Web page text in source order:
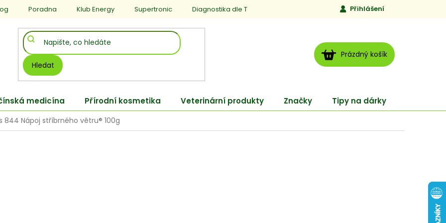
Poradna Klub Energy Supertronic Diagnostika dle TCM Jen to, čemu věříme
Přihlášení
Hledat
NÁKUPNÍ
KOŠÍK
Prázdný košík
medicína Přírodní kosmetika Veterinární produkty Značky Tipy na dárky
844 Nápoj stříbrného větru® 100g